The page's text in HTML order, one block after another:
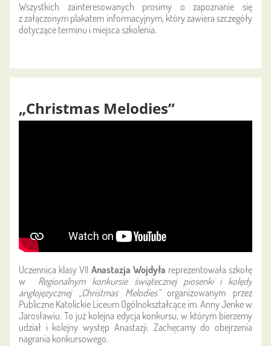
Wszystkich zainteresowanych prosimy o zapoznanie się
z załączonym plakatem informacyjnym, który zawiera szczegóły
dotyczące terminu i miejsca szkolenia.
„Christmas Melodies”
Uczennica klasy VII Anastazja Wojdyła reprezentowała szkołę
w
Regionalnym konkursie świątecznej piosenki i kolędy
anglojęzycznej „Christmas Melodies”organizowanym przez
Publiczne Katolickie Liceum Ogólnokształcące im. Anny Jenke w
Jarosławiu. To już kolejna edycja konkursu, w którym bierzemy
udział i kolejny występ Anastazji. Zachęcamy do obejrzenia
nagrania konkursowego.